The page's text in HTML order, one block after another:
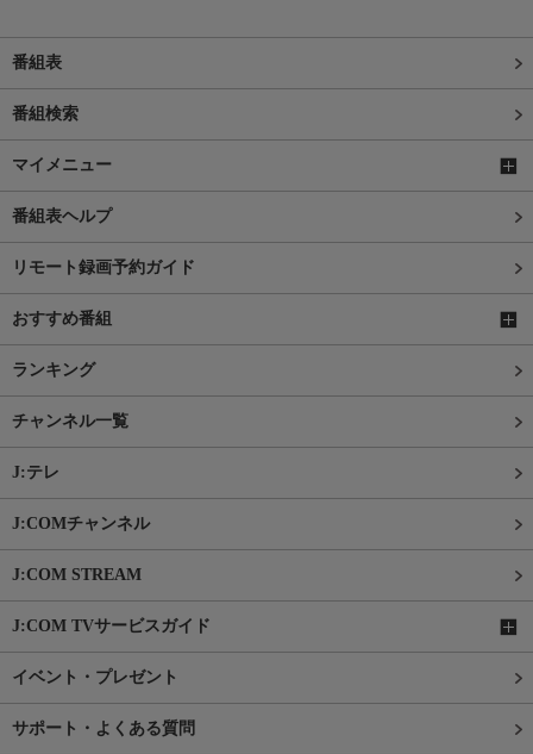
番組表
番組検索
マイメニュー
番組表ヘルプ
リモート録画予約ガイド
おすすめ番組
ランキング
チャンネル一覧
J:テレ
J:COMチャンネル
J:COM STREAM
J:COM TVサービスガイド
イベント・プレゼント
サポート・よくある質問